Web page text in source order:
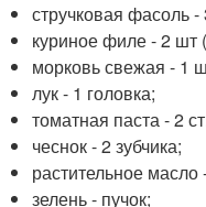
стручковая фасоль -
куриное филе - 2 шт
морковь свежая - 1
лук - 1 головка;
томатная паста - 2
чеснок - 2 зубчика;
растительное масло
зелень - пучок;